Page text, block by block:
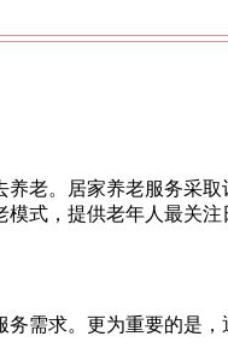
老。居家养老服务采
式，提供老年人最关注
需求。更为重要的是